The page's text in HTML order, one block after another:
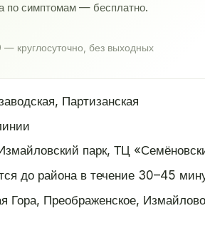
по симптомам — бесплатно.
круглосуточно, без выходных
Партизанская
парк, ТЦ
до района в течение 30–45
Гора, Преображенское, Измайлово